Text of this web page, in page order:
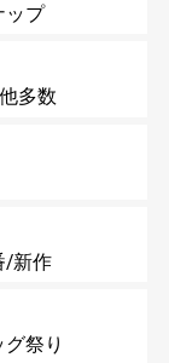
ップ
多数
/新作
祭り